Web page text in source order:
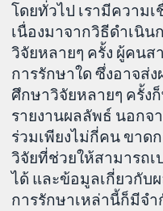
โดยทั่วไป เรามีความ
เนื่องมาจากวิธีดำเนิน
วิจัยหลายๆ ครั้ง ผู้คน
การรักษาใด ซึ่งอาจส่
ศึกษาวิจัยหลายๆ ครั้ง
รายงานผลลัพธ์ นอกจ
ร่วมเพียงไม่กี่คน ขาด
วิจัยที่ช่วยให้สามารถเ
ได้ และข้อมูลเกี่ยวกับ
การรักษาเหล่านี้ก็มีจ